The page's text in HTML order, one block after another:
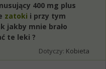
400 mg plus
zatoki i przy tym
jakby mnie brało
te leki ?
Dotyczy: Kobieta